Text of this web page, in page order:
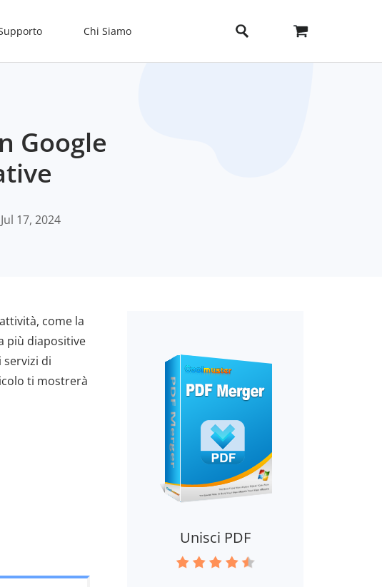
Chi Siamo
Google
Jul 17, 2024
come la
più diapositive
servizi di
ti mostrerà
Unisci PDF